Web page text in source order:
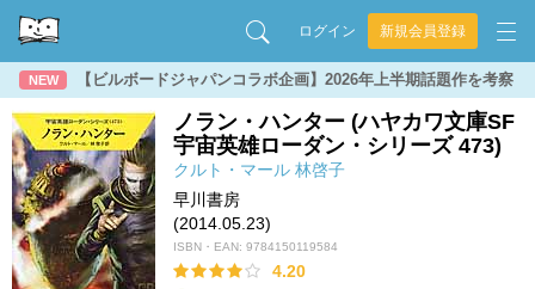
ログイン 新規会員登録
NEW 【ビルボードジャパンコラボ企画】2026年上半期話題作を考察
ノラン・ハンター (ハヤカワ文庫SF
宇宙英雄ローダン・シリーズ 473)
クルト・マール 林啓子
早川書房
(2014.05.23)
ISBN・EAN: 9784150119584
4.20